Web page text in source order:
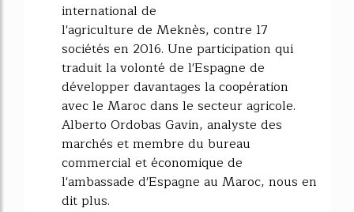
international de
l'agriculture de Meknès, contre 17
sociétés en 2016. Une participation qui
traduit la volonté de l'Espagne de
développer davantages la coopération
avec le Maroc dans le secteur agricole.
Alberto Ordobas Gavin, analyste des
marchés et membre du bureau
commercial et économique de
l'ambassade d'Espagne au Maroc, nous en
dit plus.